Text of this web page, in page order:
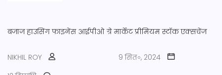
बजाज हाउसिंग फाइनेंस आईपीओ ग्रे मार्केट प्रीमियम स्टॉक एक्सचेंज
NIKHIL ROY
9 सित॰, 2024